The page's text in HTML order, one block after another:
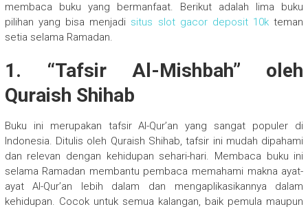
membaca buku yang bermanfaat. Berikut adalah lima buku
pilihan yang bisa menjadi situs slot gacor deposit 10k teman
setia selama Ramadan.
1. “Tafsir Al-Mishbah” oleh
Quraish Shihab
Buku ini merupakan tafsir Al-Qur’an yang sangat populer di
Indonesia. Ditulis oleh Quraish Shihab, tafsir ini mudah dipahami
dan relevan dengan kehidupan sehari-hari. Membaca buku ini
selama Ramadan membantu pembaca memahami makna ayat-
ayat Al-Qur’an lebih dalam dan mengaplikasikannya dalam
kehidupan. Cocok untuk semua kalangan, baik pemula maupun